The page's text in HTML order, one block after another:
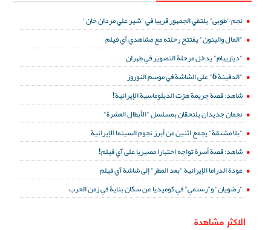
نجم "طوبى" يلتقي الجمهور قريبا في "شير علي مردان خان"
"المال والبنون" يفتتح رحلته مع مشاهدي آي فيلم
"ديازيبام" يدخل مرحلة التصوير في طهران
"الدفينة 5" على الشاشة في موسم النوروز
شاهد: قصة جريمة هزت الدبلوماسية الإيرانية!
نجمان جديدان يلتحقان بمسلسل "الأبطال العشرة"
"بلا مشنقة" يجمع اثنين من أبرز نجوم السينما الإيرانية
شاهد: قصة أسرة تواجه اختبارا مصيريا على آي فيلم!
عودة الدراما الإيرانية "بعد المطر" إلى شاشة آي فيلم
"رضويان" و"رستمي" في كوميديا عن سكان بناية في زمن الحرب
الاكثر مشاهدة